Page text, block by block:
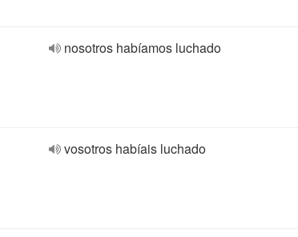
nosotros habíamos luchado
vosotros habíais luchado